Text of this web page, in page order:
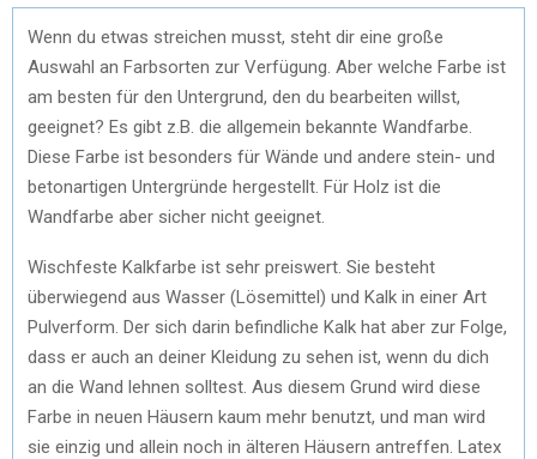
(
T
W
I
T
T
E
R
)
A
C
E
B
O
O
K
I
N
T
E
R
E
S
T
I
N
K
E
D
N
M
Wenn du etwas streichen musst, steht dir eine große
Auswahl an Farbsorten zur Verfügung. Aber welche Farbe ist
am besten für den Untergrund, den du bearbeiten willst,
geeignet? Es gibt z.B. die allgemein bekannte Wandfarbe.
Diese Farbe ist besonders für Wände und andere stein- und
betonartigen Untergründe hergestellt. Für Holz ist die
Wandfarbe aber sicher nicht geeignet.
Wischfeste Kalkfarbe ist sehr preiswert. Sie besteht
überwiegend aus Wasser (Lösemittel) und Kalk in einer Art
Pulverform. Der sich darin befindliche Kalk hat aber zur Folge,
dass er auch an deiner Kleidung zu sehen ist, wenn du dich
an die Wand lehnen solltest. Aus diesem Grund wird diese
Farbe in neuen Häusern kaum mehr benutzt, und man wird
sie einzig und allein noch in älteren Häusern antreffen. Latex